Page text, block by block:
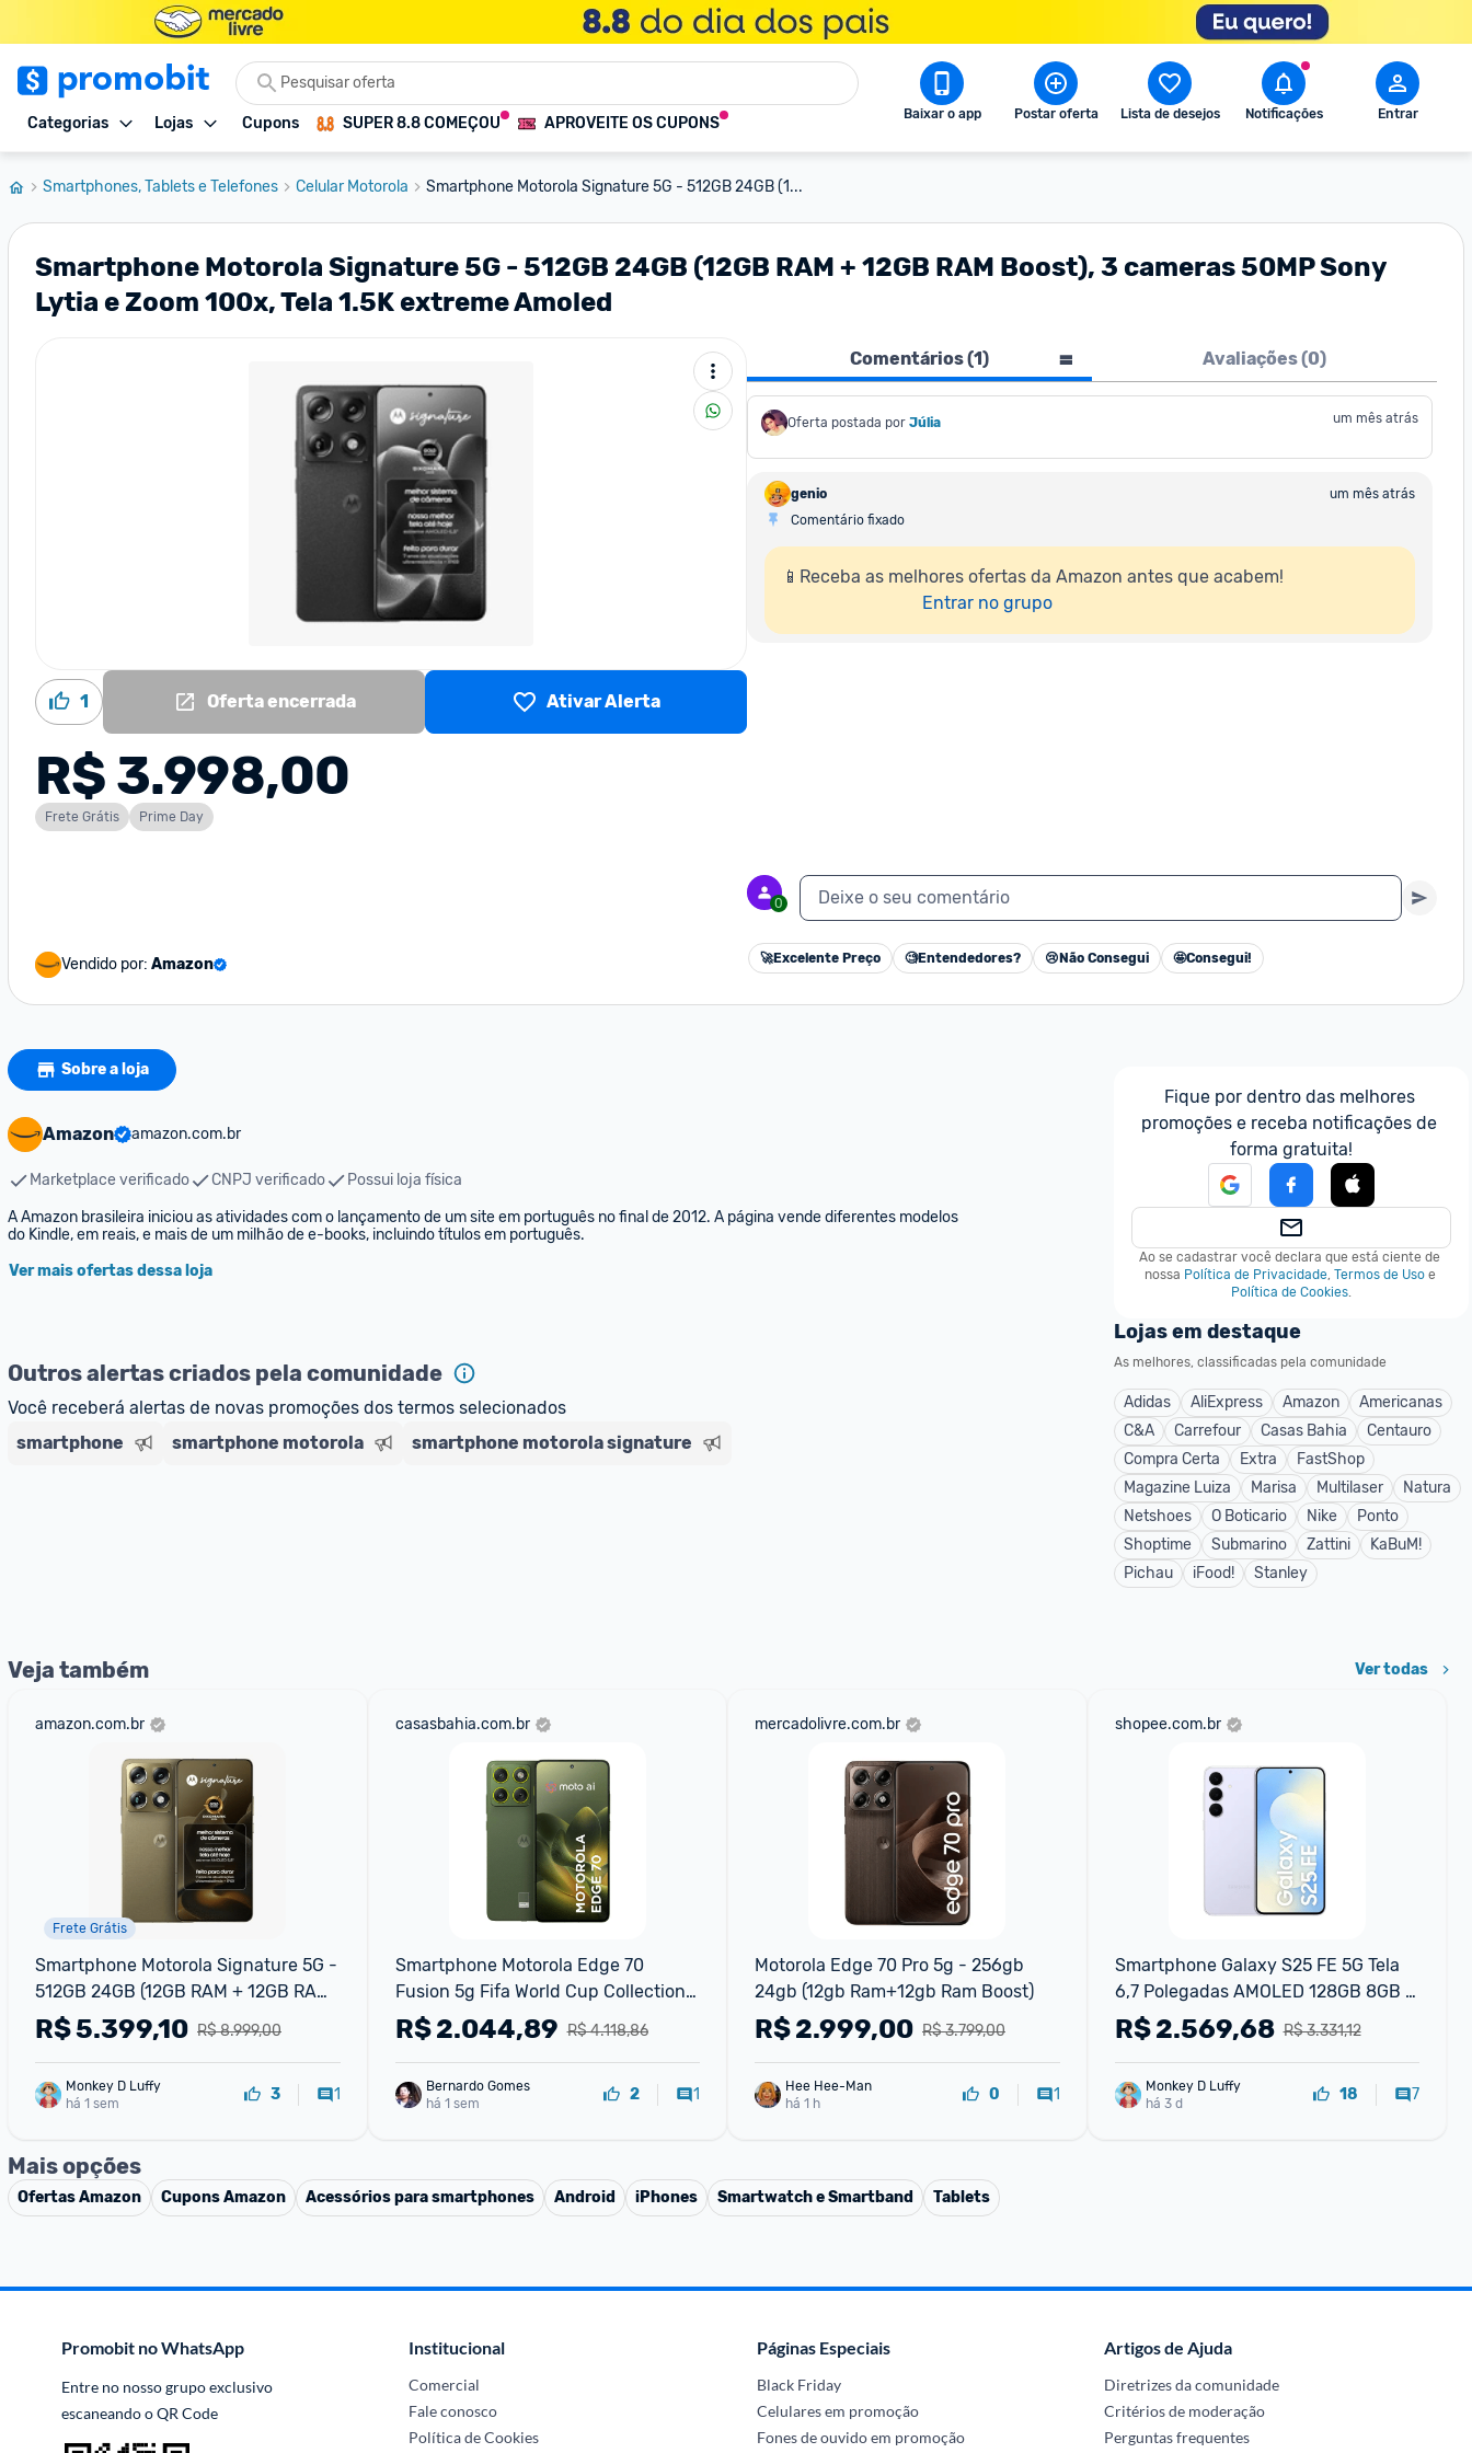
Categorias Lojas Cupons SUPER 8.8 COMEÇOU APROVEITE OS CUPONS Baixar o app Postar oferta Lista de desejos Notificações Entrar
Smartphones, Tablets e Telefones Celular Motorola Smartphone Motorola Signature 5G - 512GB 24GB (1...
Smartphone Motorola Signature 5G - 512GB 24GB (12GB RAM + 12GB RAM Boost), 3 cameras 50MP Sony
Lytia e Zoom 100x, Tela 1.5K extreme Amoled
1 Oferta encerrada Ativar Alerta
R$ 3.998,00
Frete Grátis Prime Day
Vendido por: Amazon
Comentários (1) Avaliações (0)
Oferta postada por Júlia um mês atrás
genio
um mês atrás
Comentário fixado
📱Receba as melhores ofertas da Amazon antes que acabem!
Entrar no grupo
0 Deixe o seu comentário
🚀Excelente Preço 🧐Entendedores? 😢 Não Consegui 🤩Consegui!
Sobre a loja
Amazon amazon.com.br
Marketplace verificado CNPJ verificado
Possui loja física
A Amazon brasileira iniciou as atividades com o lançamento de um site em português no final de 2012. A página vende diferentes modelos
do Kindle, em reais, e mais de um milhão de e-books, incluindo títulos em português.
Ver mais ofertas dessa loja
Outros alertas criados pela comunidade
Você receberá alertas de novas promoções dos termos selecionados
smartphone
smartphone motorola smartphone motorola signature
Fique por dentro das melhores
promoções e receba notificações de
forma gratuita!
Ao se cadastrar você declara que está ciente de
nossa Política de Privacidade, Termos de Uso e
Política de Cookies.
Lojas em destaque
As melhores, classificadas pela comunidade
Adidas AliExpress Amazon
Americanas
C&A
Carrefour Casas Bahia
Centauro
Compra Certa
Extra
FastShop
Magazine Luiza
Marisa Multilaser
Natura
Netshoes
O Boticario Nike
Ponto
Shoptime
Submarino Zattini
KaBuM!
Pichau
iFood! Stanley
Veja também Ver todas
amazon.com.br
Frete Grátis
Smartphone Motorola Signature 5G -
512GB 24GB (12GB RAM + 12GB RAM
Boost) 3 cameras 50MP Sony Lytia e
Zoom 100x Tela 1
R$ 8.999,00
R$5.399,10
Monkey D Luffy
há 1 sem
3 1
casasbahia.com.br
Smartphone Motorola Edge 70
Fusion 5g Fifa World Cup Collection -
256gb 24gb (8gb Ram + 16gb Ram
Boost), Camera 50mp Sony Lytia 710,
Tela 1.5k Extreme
R$ 4.118,86
R$2.044,89
Bernardo Gomes
há 1 sem
2 1
mercadolivre.com.br
Motorola Edge 70 Pro 5g - 256gb
24gb (12gb Ram+12gb Ram Boost)
R$ 3.799,00
R$2.999,00
Hee Hee-Man
há 1 h
0 1
shopee.com.br
Smartphone Galaxy S25 FE 5G Tela
6,7 Polegadas AMOLED 128GB 8GB
RAM Câmera 50MP Samsung
R$ 3.331,12
R$2.569,68
Monkey D Luffy
há 3 d
18 7
Mais opções
OfertasAmazon CuponsAmazon Acessórios para smartphones Android iPhones Smartwatch e Smartband Tablets
Promobit no WhatsApp
Entre no nosso grupo exclusivo
escaneando o QR Code
Institucional
Comercial
Fale conosco
Política de Cookies
Páginas Especiais
Black Friday
Celulares em promoção
Fones de ouvido em promoção
Artigos de Ajuda
Diretrizes da comunidade
Critérios de moderação
Perguntas frequentes